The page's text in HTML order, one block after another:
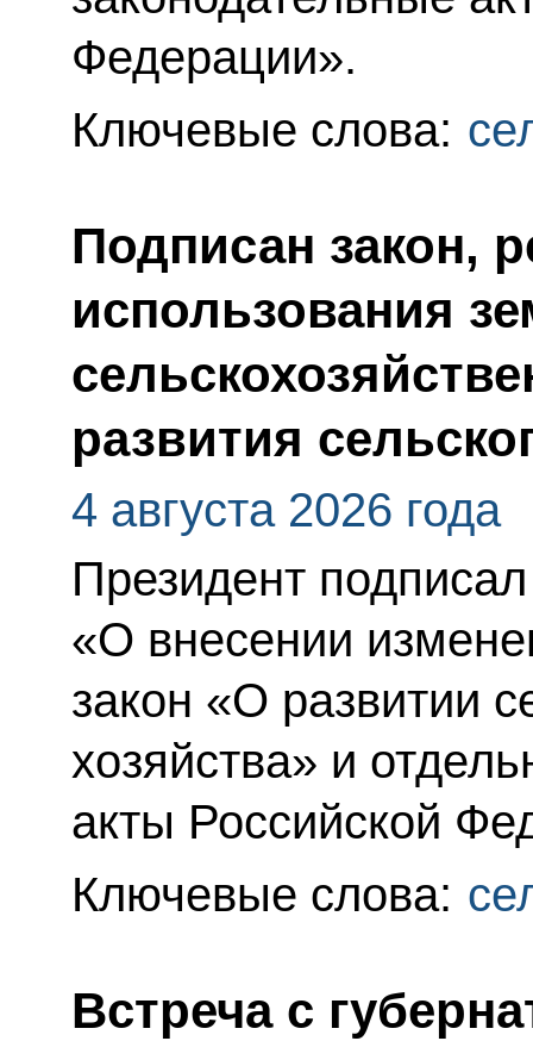
Федерации».
Ключевые слова:
Подписан закон,
использования
развития
4 августа 2026 года
Президент
«О внесении
закон «О развитии
хозяйства» и
акты Российской
Ключевые слова:
Встреча с